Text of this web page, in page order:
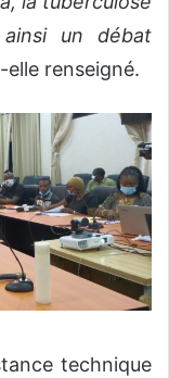
un débat
elle renseigné.
technique